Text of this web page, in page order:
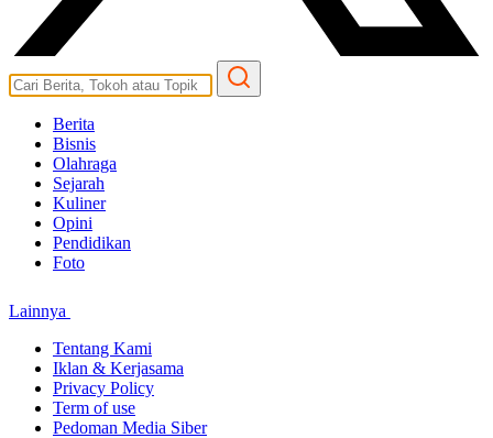
Berita
Bisnis
Olahraga
Sejarah
Kuliner
Opini
Pendidikan
Foto
Lainnya
Tentang Kami
Iklan & Kerjasama
Privacy Policy
Term of use
Pedoman Media Siber